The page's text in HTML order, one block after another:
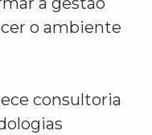
o ambiente
consultoria